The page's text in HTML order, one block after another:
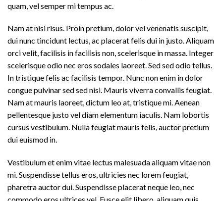
quam, vel semper mi tempus ac.
Nam at nisi risus. Proin pretium, dolor vel venenatis suscipit,
dui nunc tincidunt lectus, ac placerat felis dui in justo. Aliquam
orci velit, facilisis in facilisis non, scelerisque in massa. Integer
scelerisque odio nec eros sodales laoreet. Sed sed odio tellus.
In tristique felis ac facilisis tempor. Nunc non enim in dolor
congue pulvinar sed sed nisi. Mauris viverra convallis feugiat.
Nam at mauris laoreet, dictum leo at, tristique mi. Aenean
pellentesque justo vel diam elementum iaculis. Nam lobortis
cursus vestibulum. Nulla feugiat mauris felis, auctor pretium
dui euismod in.
Vestibulum et enim vitae lectus malesuada aliquam vitae non
mi. Suspendisse tellus eros, ultricies nec lorem feugiat,
pharetra auctor dui. Suspendisse placerat neque leo, nec